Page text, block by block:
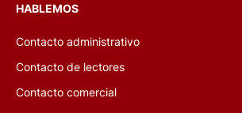
HABLEMOS
Contacto administrativo
Contacto de lectores
Contacto comercial